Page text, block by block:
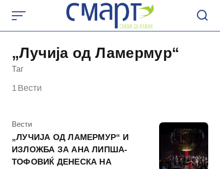
content
„Лучија од Ламермур“
Таг
1 Вести
КАтегорија
Вести
„ЛУЧИЈА ОД ЛАМЕРМУР“ И
ИЗЛОЖБА ЗА АНА ЛИПША-
ТОФОВИЌ ДЕНЕСКА НА